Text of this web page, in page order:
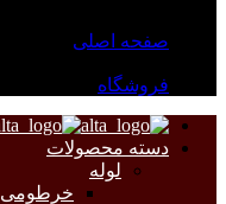
صفحه اصلی
فروشگاه
دسته محصولات
لوله
خرطومی